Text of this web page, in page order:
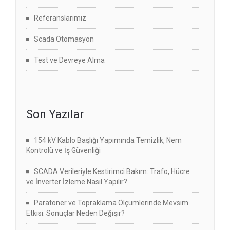
Referanslarımız
Scada Otomasyon
Test ve Devreye Alma
Son Yazılar
154 kV Kablo Başlığı Yapımında Temizlik, Nem
Kontrolü ve İş Güvenliği
SCADA Verileriyle Kestirimci Bakım: Trafo, Hücre
ve İnverter İzleme Nasıl Yapılır?
Paratoner ve Topraklama Ölçümlerinde Mevsim
Etkisi: Sonuçlar Neden Değişir?